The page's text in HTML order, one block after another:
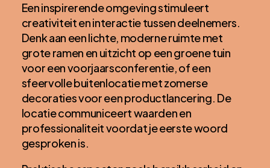
Een inspirerende omgeving stimuleert
creativiteit en interactie tussen deelnemers.
Denk aan een lichte, moderne ruimte met
grote ramen en uitzicht op een groene tuin
voor een voorjaarsconferentie, of een
sfeervolle buitenlocatie met zomerse
decoraties voor een productlancering. De
locatie communiceert waarden en
professionaliteit voordat je eerste woord
gesproken is.